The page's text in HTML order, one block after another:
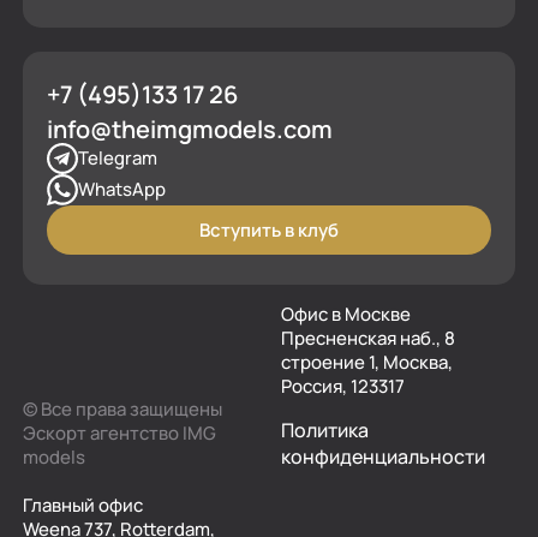
+7 (495)133 17 26
info@theimgmodels.com
Telegram
WhatsApp
Вступить в клуб
© Все права защищены
Эскорт агентство IMG
models
Офис в Москве
Пресненская наб., 8
строение 1, Москва,
Россия, 123317
Политика
конфиденциальности
Главный офис
Weena 737, Rotterdam,